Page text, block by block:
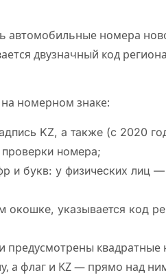
автомобильные номера
двузначный код
на номерном знаке:
KZ, а также (с 2020
номера;
и букв: у физических лиц
окошке, указывается код
предусмотрены
а флаг и KZ — прямо над